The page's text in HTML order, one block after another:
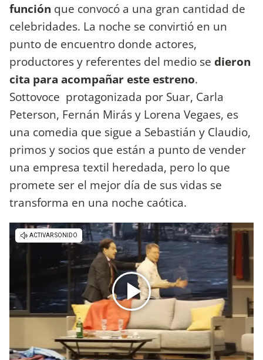
función que convocó a una gran cantidad de
celebridades. La noche se convirtió en un
punto de encuentro donde actores,
productores y referentes del medio se dieron
cita para acompañar este estreno.
Sottovoce protagonizada por Suar, Carla
Peterson, Fernán Mirás y Lorena Vegaes, es
una comedia que sigue a Sebastián y Claudio,
primos y socios que están a punto de vender
una empresa textil heredada, pero lo que
promete ser el mejor día de sus vidas se
transforma en una noche caótica.